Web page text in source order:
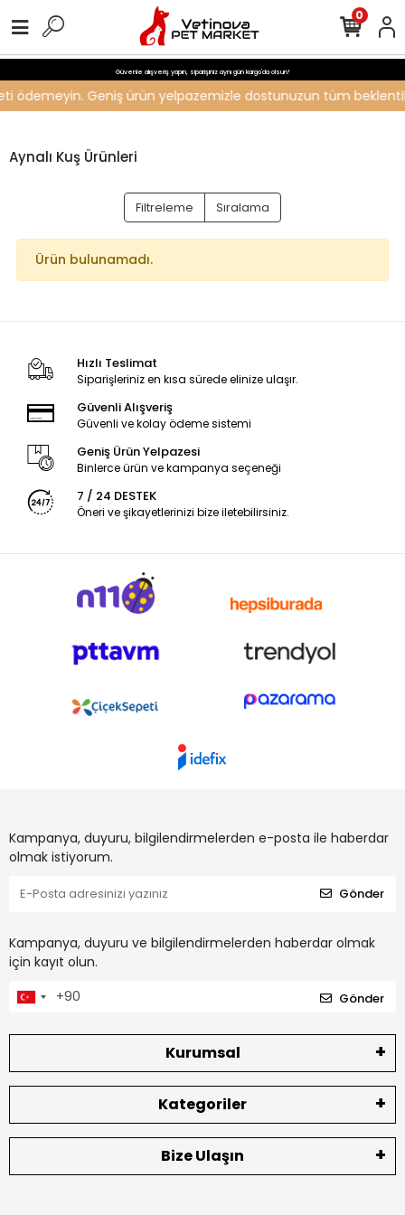
Güvenle alışveriş yapın, siparişiniz aynı gün kargo'da olsun!
ödemeyin. Geniş ürün yelpazemizle dostunuzun tüm
0
Aynalı Kuş Ürünleri
Filtreleme Sıralama
Ürün bulunamadı.
Hızlı Teslimat
Siparişleriniz en kısa sürede elinize ulaşır.
Güvenli Alışveriş
Güvenli ve kolay ödeme sistemi
Geniş Ürün Yelpazesi
Binlerce ürün ve kampanya seçeneği
7 / 24 DESTEK
Öneri ve şikayetlerinizi bize iletebilirsiniz.
Kampanya, duyuru, bilgilendirmelerden e-posta ile haberdar
olmak istiyorum.
Gönder
Kampanya, duyuru ve bilgilendirmelerden haberdar olmak
için kayıt olun.
Gönder
Kurumsal
Kategoriler
Bize Ulaşın